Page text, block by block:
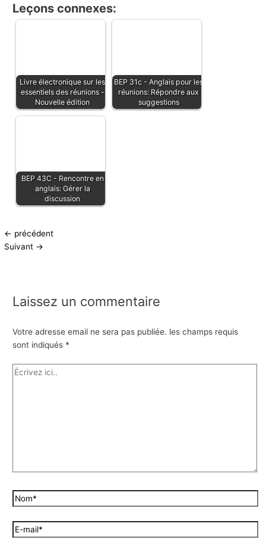
Leçons connexes:
Livre électronique sur les
essentiels des réunions -
Nouvelle édition
BEP 31c - Anglais pour les
réunions: Répondre aux
suggestions
BEP 43C - Rencontre en
anglais: Gérer la
discussion
← précédent
Suivant →
Laissez un commentaire
Votre adresse email ne sera pas publiée. les champs requis
sont indiqués *